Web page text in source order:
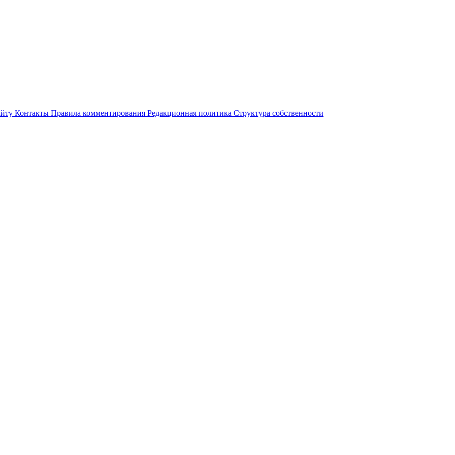
Контакты Правила комментирования Редакционная политика Структура собственности